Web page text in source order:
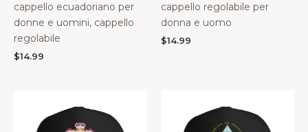
cappello ecuadoriano per
donne e uomini, cappello
regolabile
$14.99
cappello regolabile per
donna e uomo
$14.99